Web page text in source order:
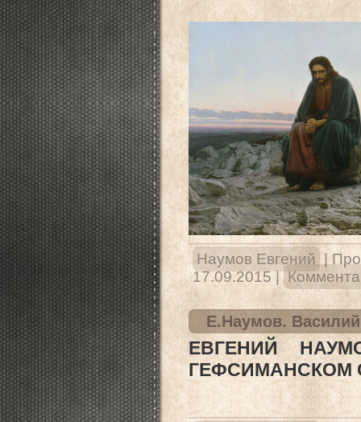
Наумов Евгений |
17.09.2015 |
Е.Наумов.
ЕВГЕНИЙ
ГЕФСИМАНСКОМ